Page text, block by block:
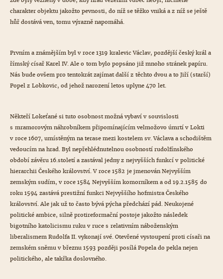
charakter objektu jakožto pevnosti, do níž se těžko vniká a z níž se ještě
hůř dostává ven, tomu výrazně napomáhá.
Prvním a známějším byl v roce 1319 kralevic Václav, pozdější český král a
římský císař Karel IV. Ale o tom bylo popsáno již mnoho stránek papíru.
Nás bude ovšem pro tentokrát zajímat další z těchto dvou a to Jiří (starší)
Popel z Lobkovic, od jehož narození letos uplyne 470 let.
Někteří Lokeťané si tuto osobnost možná vybaví v souvislosti
s mramorovým náhrobníkem připomínajícím velmožovo úmrtí v Lokti
v roce 1607, umístěným na terase mezi kostelem sv. Václava a schodištěm
vedoucím na hrad. Byl nepřehlédnutelnou osobností rudolfínského
období závěru 16.století a zastával jedny z nejvyšších funkcí v politické
hierarchii Českého království. V roce 1582 je jmenován Nejvyšším
zemským sudím, v roce 1584 Nejvyšším komorníkem a od 19.2.1585 do
roku 1594 zastává prestižní funkci Nejvyššího hofmistra Českého
království. Ale jak už to často bývá pýcha předchází pád. Neukojené
politické ambice, silně protireformační postoje jakožto následek
bigotního katolicismu ruku v ruce s relativním náboženským
liberalismem Rudolfa II. vykonají své. Otevřené vystoupení proti císaři na
zemském sněmu v březnu 1593 později posílá Popela do pekla nejen
politického, ale takřka doslovného.